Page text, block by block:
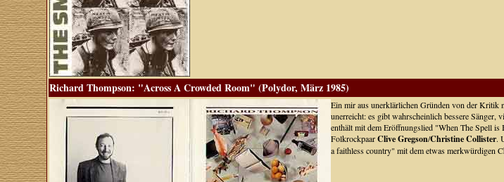
Richard Thompson: "Across A Crowded Room" (Polydor, März 1985)
Ein mir aus unerklärlichen Gründen von der Kritik
unerreicht: es gibt wahrscheinlich bessere Sänger,
enthält mit dem Eröffnungslied "When The Spell
FolkrockpaarClive Gregson/Christine Collister.
a faithless country" mit dem etwas merkwürdigen